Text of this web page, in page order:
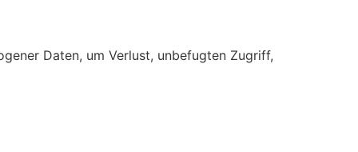
Daten, um Verlust, unbefugten Zugriff,